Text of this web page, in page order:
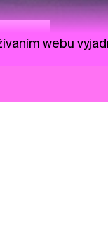
webu